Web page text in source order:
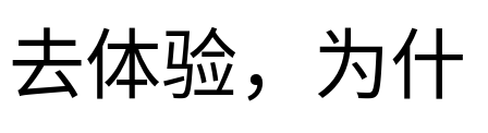
去体验，为什